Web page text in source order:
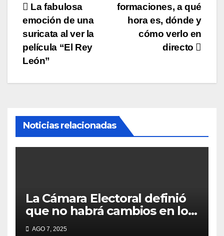
Navegación
de
entradas
formaciones, a qué
hora es, dónde y
cómo verlo en
directo
La fabulosa
emoción de una
suricata al ver la
película “El Rey
León”
Noticias relacionadas
La Cámara Electoral definió
que no habrá cambios en los
lugares de votación en La
AGO 7, 2025